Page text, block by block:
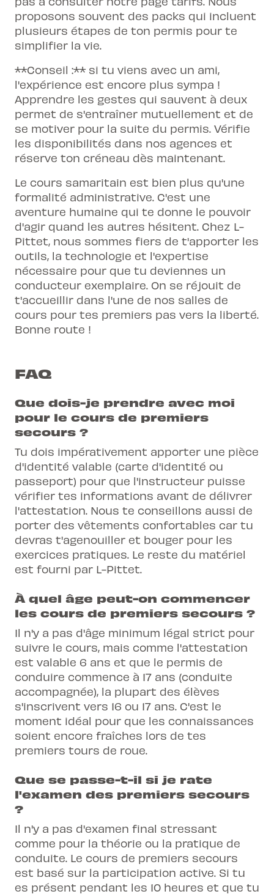
proposons souvent des packs qui incluent
plusieurs étapes de ton permis pour te
simplifier la vie.
**Conseil :** si tu viens avec un ami,
l'expérience est encore plus sympa !
Apprendre les gestes qui sauvent à deux
permet de s'entraîner mutuellement et de
se motiver pour la suite du permis. Vérifie
les disponibilités dans nos agences et
réserve ton créneau dès maintenant.
Le cours samaritain est bien plus qu'une
formalité administrative. C'est une
aventure humaine qui te donne le pouvoir
d'agir quand les autres hésitent. Chez L-
Pittet, nous sommes fiers de t'apporter les
outils, la technologie et l'expertise
nécessaire pour que tu deviennes un
conducteur exemplaire. On se réjouit de
t'accueillir dans l'une de nos salles de
cours pour tes premiers pas vers la liberté.
Bonne route !
FAQ
Que dois-je prendre avec moi
pour le cours de premiers
secours ?
Tu dois impérativement apporter une pièce
d'identité valable (carte d'identité ou
passeport) pour que l'instructeur puisse
vérifier tes informations avant de délivrer
l'attestation. Nous te conseillons aussi de
porter des vêtements confortables car tu
devras t'agenouiller et bouger pour les
exercices pratiques. Le reste du matériel
est fourni par L-Pittet.
À quel âge peut-on commencer
les cours de premiers secours ?
Il n'y a pas d'âge minimum légal strict pour
suivre le cours, mais comme l'attestation
est valable 6 ans et que le permis de
conduire commence à 17 ans (conduite
accompagnée), la plupart des élèves
s'inscrivent vers 16 ou 17 ans. C'est le
moment idéal pour que les connaissances
soient encore fraîches lors de tes
premiers tours de roue.
Que se passe-t-il si je rate
l'examen des premiers secours
?
Il n'y a pas d'examen final stressant
comme pour la théorie ou la pratique de
conduite. Le cours de premiers secours
est basé sur la participation active. Si tu
es présent pendant les 10 heures et que tu